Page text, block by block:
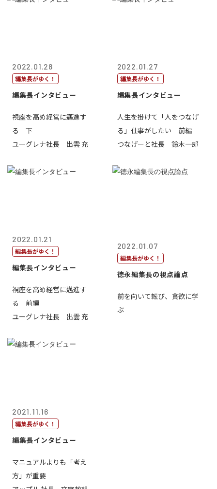
2022.01.28
編集長がゆく！
編集長インタビュー
視座を高め経営に邁進す
る 下
ユーグレナ社長 出雲 充
2022.01.27
編集長がゆく！
編集長インタビュー
人生を掛けて「人をつなげ
る」仕事がしたい 前編
つなげーと社長 鈴木一郎
2022.01.21
編集長がゆく！
編集長インタビュー
視座を高め経営に邁進す
る 前編
ユーグレナ社長 出雲 充
2022.01.07
編集長がゆく！
徳永編集長の視点論点
前を向いて転び、貪欲に学
ぶ
2021.11.16
編集長がゆく！
編集長インタビュー
マニュアルよりも「考え
方」が重要